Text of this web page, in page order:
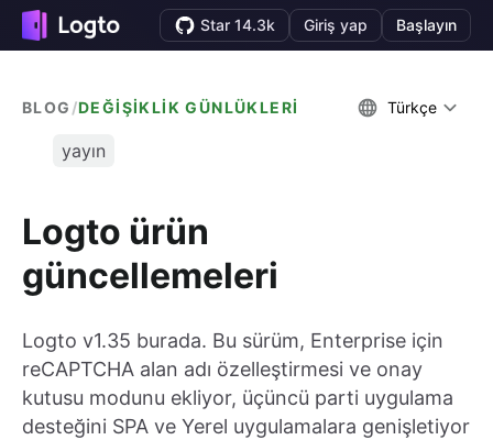
Star 14.3k Giriş yap Başlayın
BLOG /DEĞIŞIKLIK GÜNLÜKLERI Türkçe
yayın
Logto ürün
güncellemeleri
Logto v1.35 burada. Bu sürüm, Enterprise için
reCAPTCHA alan adı özelleştirmesi ve onay
kutusu modunu ekliyor, üçüncü parti uygulama
desteğini SPA ve Yerel uygulamalara genişletiyor